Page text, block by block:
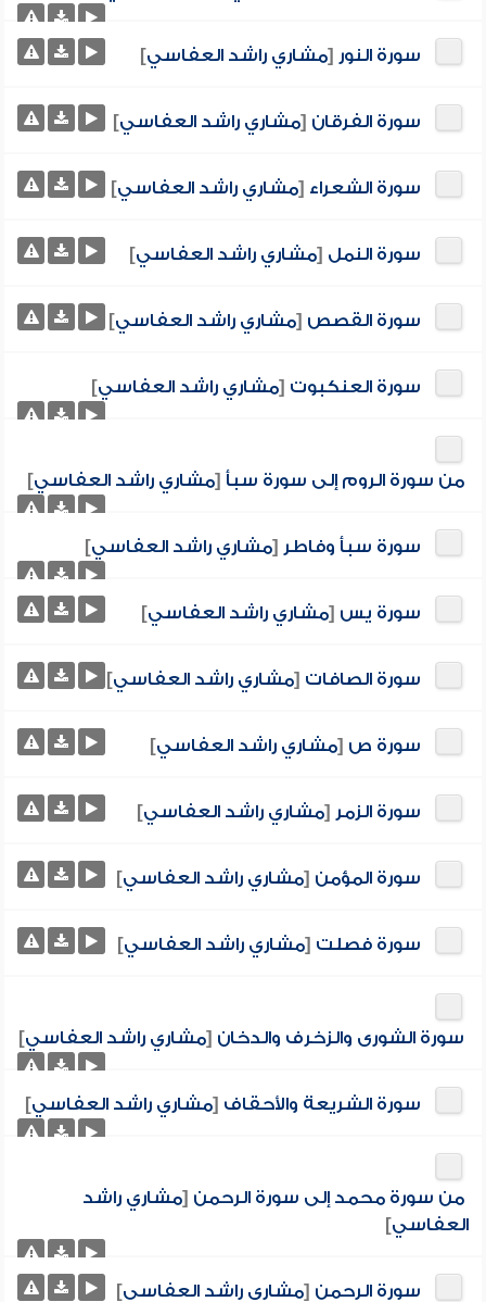
سورة النور [مشاري راشد العفاسي]
سورة الفرقان [مشاري راشد العفاسي]
سورة الشعراء [مشاري راشد العفاسي]
سورة النمل [مشاري راشد العفاسي]
سورة القصص [مشاري راشد العفاسي]
سورة العنكبوت [مشاري راشد العفاسي]
من سورة الروم إلى سورة سبأ [مشاري راشد العفاسي]
سورة سبأ وفاطر [مشاري راشد العفاسي]
سورة يس [مشاري راشد العفاسي]
سورة الصافات [مشاري راشد العفاسي]
سورة ص [مشاري راشد العفاسي]
سورة الزمر [مشاري راشد العفاسي]
سورة المؤمن [مشاري راشد العفاسي]
سورة فصلت [مشاري راشد العفاسي]
سورة الشورى والزخرف والدخان [مشاري راشد العفاسي]
سورة الشريعة والأحقاف [مشاري راشد العفاسي]
من سورة محمد إلى سورة الرحمن [مشاري راشد
العفاسي]
سورة الرحمن [مشاري راشد العفاسي]